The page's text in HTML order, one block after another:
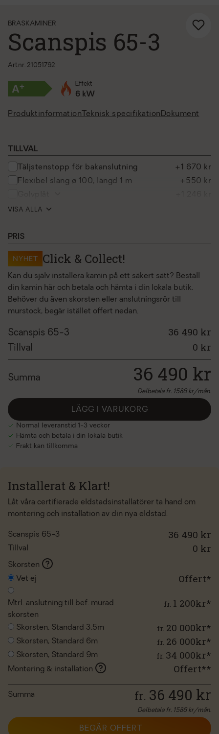
BRASKAMINER
Scanspis 65-3
Art.nr. 21051792
A+ Effekt
6 kW
Produktinformation Teknisk specifikation Dokument
TILLVAL
täljstenstopp för bakanslutning
+1 670 kr
flexibel slang ø 100, längd 1 m
+550 kr
friskluftsanslutning
golvlglas
alu handtag
slangklamma ø 90-110 mm, 1 st.
täljstenstopp för toppanslutning
+1 670 kr
VISA ALLA
PRIS
NYHET Click & Collect!
Kan du själv installera kamin på ett säkert sätt? Beställ
din kamin här och betala och hämta i din lokala butik.
Behöver du även skorsten eller anslutningsrör till
murstock, begär istället offert nedan.
Scanspis 65-3 36 490 kr
Tillval 0 kr
Summa 36 490 kr
Delbetala fr. 1586kr/mån.
Normal leveranstid 1-3 veckor
Hämta och betala i din lokala butik
Frakt kan tillkomma
LÄGG I VARUKORG
Installerat & Klart!
Låt våra certifierade eldstadsinstallatörer ta hand om
montering och installation av din nya eldstad.
Scanspis 65-3 36 490 kr
Tillval 0 kr
Skorsten
Vet ej
Offert*
Mtrl. anslutning till bef. murad
skorsten
fr. 1 200kr*
Skorsten, Standard 3,5m fr. 20 000kr*
Skorsten, Standard 6m fr. 26 000kr*
Skorsten, Standard 9m fr. 34 000kr*
Montering & installation Offert**
Summa fr. 36 490 kr
Delbetala fr. 1586kr/mån.
BEGÄR OFFERT